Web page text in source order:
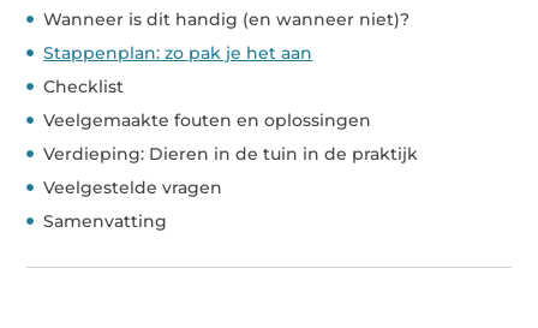
Wanneer is dit handig (en wanneer niet)?
Stappenplan: zo pak je het aan
Checklist
Veelgemaakte fouten en oplossingen
Verdieping: Dieren in de tuin in de praktijk
Veelgestelde vragen
Samenvatting